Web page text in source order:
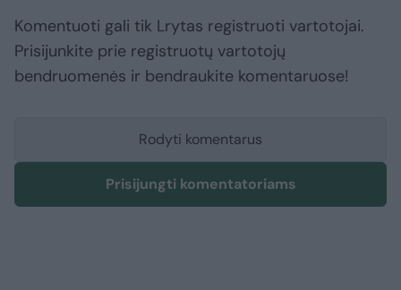
Komentuoti gali tik Lrytas registruoti vartotojai.
Prisijunkite prie registruotų vartotojų
bendruomenės ir bendraukite komentaruose!
Rodyti komentarus
Prisijungti komentatoriams